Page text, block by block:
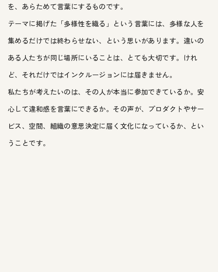
を、あらためて言葉にするものです。
テーマに掲げた「多様性を織る」という言葉には、多様な人を
集めるだけでは終わらせない、という思いがあります。違いの
ある人たちが同じ場所にいることは、とても大切です。けれ
ど、それだけではインクルージョンには届きません。
私たちが考えたいのは、その人が本当に参加できているか。安
心して違和感を言葉にできるか。その声が、プロダクトやサー
ビス、空間、組織の意思決定に届く文化になっているか、とい
うことです。